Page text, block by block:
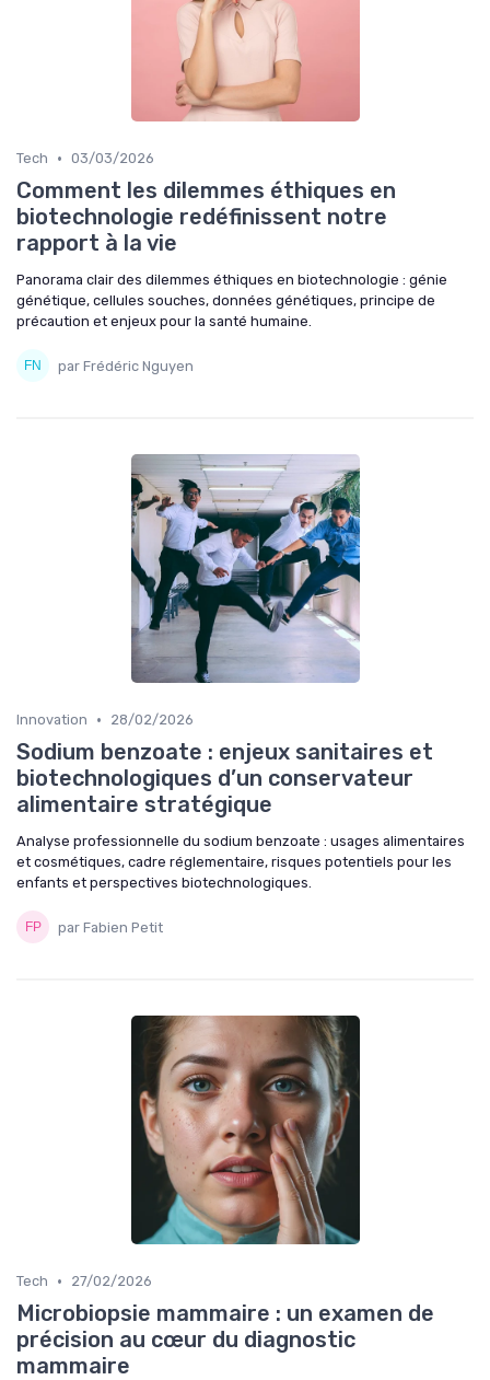
Tech • 03/03/2026
Comment les dilemmes éthiques en
biotechnologie redéfinissent notre
rapport à la vie
Panorama clair des dilemmes éthiques en biotechnologie : génie
génétique, cellules souches, données génétiques, principe de
précaution et enjeux pour la santé humaine.
par Frédéric Nguyen
Innovation • 28/02/2026
Sodium benzoate : enjeux sanitaires et
biotechnologiques d’un conservateur
alimentaire stratégique
Analyse professionnelle du sodium benzoate : usages alimentaires
et cosmétiques, cadre réglementaire, risques potentiels pour les
enfants et perspectives biotechnologiques.
par Fabien Petit
Tech • 27/02/2026
Microbiopsie mammaire : un examen de
précision au cœur du diagnostic
mammaire